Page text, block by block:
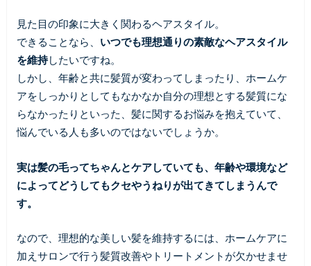
見た目の印象に大きく関わるヘアスタイル。
できることなら、 いつでも理想通りの素敵なヘアスタイル
を維持したいですね。
しかし、年齢と共に髪質が変わってしまったり、ホームケ
アをしっかりとしてもなかなか自分の理想とする髪質にな
らなかったりといった、髪に関するお悩みを抱えていて、
悩んでいる人も多いのではないでしょうか。
実は髪の毛ってちゃんとケアしていても、年齢や環境など
によってどうしてもクセやうねりが出てきてしまうんで
す。
なので、理想的な美しい髪を維持するには、ホームケアに
加えサロンで行う髪質改善やトリートメントが欠かせませ